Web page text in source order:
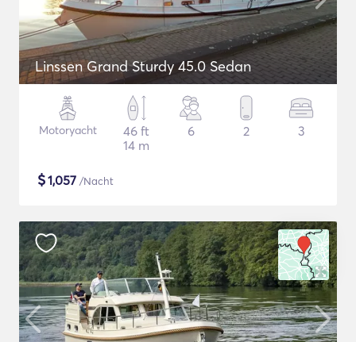
Linssen Grand Sturdy 45.0 Sedan
Motoryacht
46 ft
14 m
6 2 3
$1,057 /Nacht